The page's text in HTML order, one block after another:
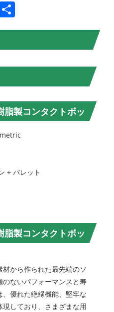
脂製コンタクトボッ
+ パレット
脂製コンタクトボッ
から作られた最先端のソ
のないパフォーマンスと寿
優れた絶縁機能、堅牢な
しており、さまざまな用